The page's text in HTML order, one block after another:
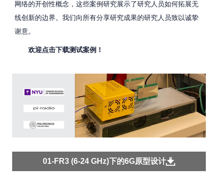
网络的开创性概念，这些案例研究展示了研究人员如何拓展无
线创新的边界。我们向所有分享研究成果的研究人员致以诚挚
谢意。
欢迎点击下载测试案例！
01-FR3 (6-24 GHz)下的6G原型设计